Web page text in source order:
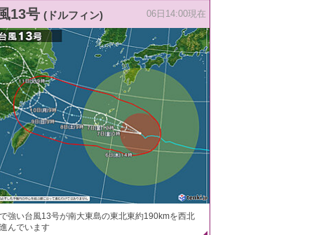
13号 (ドルフィン) 06日14:00現在
強い台風13号が南大東島の東北東約190kmを西北
んでいます